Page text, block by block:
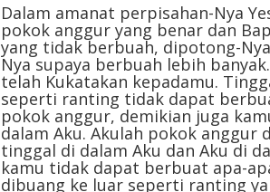
Dalam amanat perpisahan-Nya
pokok anggur yang benar dan
yang tidak berbuah, dipotong-
Nya supaya berbuah lebih
telah Kukatakan kepadamu.
seperti ranting tidak dapat
pokok anggur, demikian juga
dalam Aku. Akulah pokok anggur
tinggal di dalam Aku dan Aku di
kamu tidak dapat berbuat apa-
dibuang ke luar seperti ranting